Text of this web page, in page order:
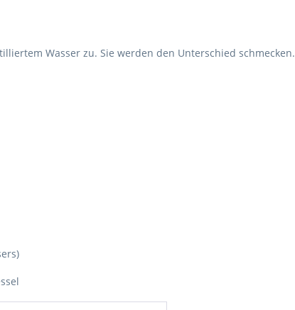
Wasser zu. Sie werden den Unterschied schmecken.